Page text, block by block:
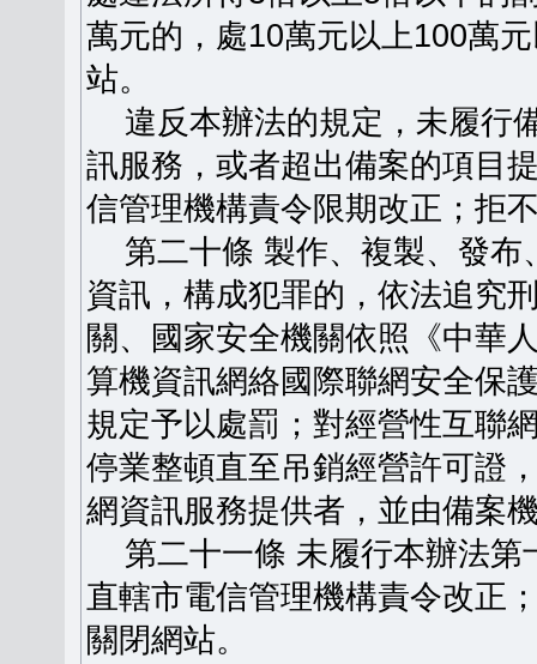
萬元的，處10萬元以上100萬
站。
違反本辦法的規定，未履行
訊服務，或者超出備案的項目
信管理機構責令限期改正；拒
第二十條 製作、複製、發布
資訊，構成犯罪的，依法追究
關、國家安全機關依照《中華
算機資訊網絡國際聯網安全保
規定予以處罰；對經營性互聯
停業整頓直至吊銷經營許可證
網資訊服務提供者，並由備案
第二十一條 未履行本辦法第
直轄市電信管理機構責令改正
關閉網站。